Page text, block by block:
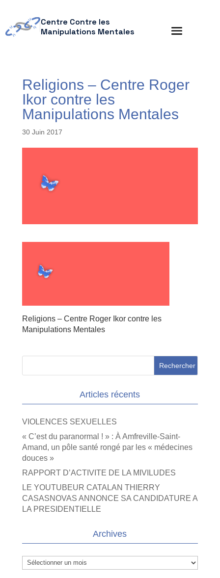
Centre Contre les
Manipulations Mentales
Religions – Centre Roger
Ikor contre les
Manipulations Mentales
30 Juin 2017
Religions – Centre Roger Ikor contre les
Manipulations Mentales
Articles récents
VIOLENCES SEXUELLES
« C’est du paranormal ! » : À Amfreville-Saint-
Amand, un pôle santé rongé par les « médecines
douces »
RAPPORT D’ACTIVITE DE LA MIVILUDES
LE YOUTUBEUR CATALAN THIERRY
CASASNOVAS ANNONCE SA CANDIDATURE A
LA PRESIDENTIELLE
Archives
Archives